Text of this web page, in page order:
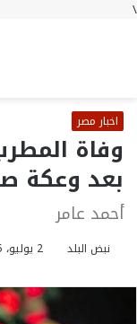
\
اخبار مصر
وفاة
بعد وعكة
أحمد عامر
نبض البلد 2 يوليو، 2025